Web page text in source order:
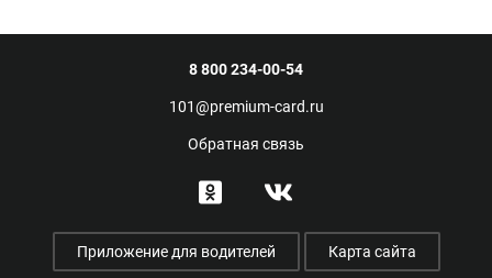
8 800 234-00-54
101@premium-card.ru
Обратная связь
Приложение для водителей Карта сайта